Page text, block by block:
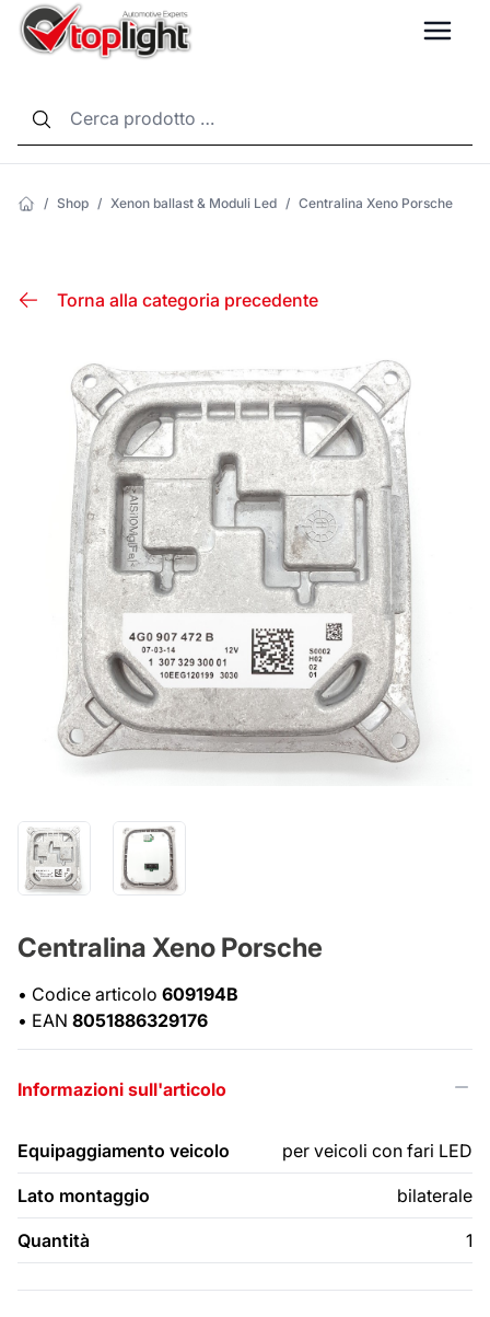
/ Shop / Xenon ballast & Moduli Led / Centralina Xeno Porsche
Torna alla categoria precedente
Centralina Xeno Porsche
• Codice articolo 609194B
• EAN 8051886329176
Informazioni sull'articolo
Equipaggiamento veicolo per veicoli con fari LED
Lato montaggio bilaterale
Quantità 1